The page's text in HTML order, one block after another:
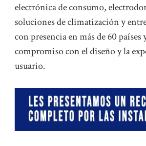
electrónica de consumo,
soluciones de climatización y
con presencia en más de 60 países
compromiso con el diseño y la
usuario.